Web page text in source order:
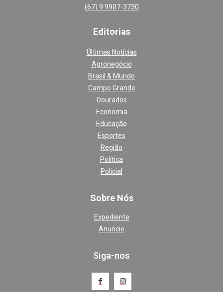
(67) 9 9907-3730
Editorias
Últimas Notícias
Agronegócio
Brasil & Mundo
Campo Grande
Dourados
Economia
Educação
Esportes
Região
Política
Policial
Sobre Nós
Expediente
Anuncie
Siga-nos